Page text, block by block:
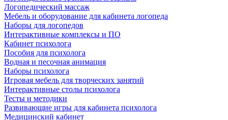
Логопедический массаж
Мебель и оборудование для кабинета логопеда
Наборы для логопедов
Интерактивные комплексы и ПО
Кабинет психолога
Пособия для психолога
Водная и песочная анимация
Наборы психолога
Игровая мебель для творческих занятий
Интерактивные столы психолога
Тесты и методики
Развивающие игры для кабинета психолога
Медицинский кабинет